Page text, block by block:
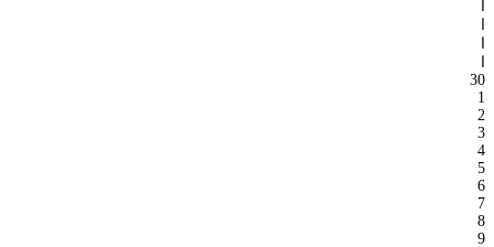
ا
ا
ا
ا
30
1
2
3
4
5
6
7
8
9